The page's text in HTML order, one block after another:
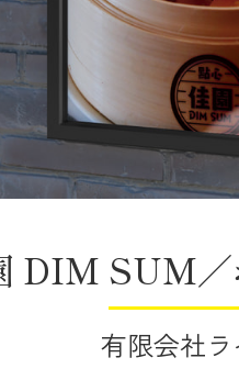
DIM SUM／
有限会社